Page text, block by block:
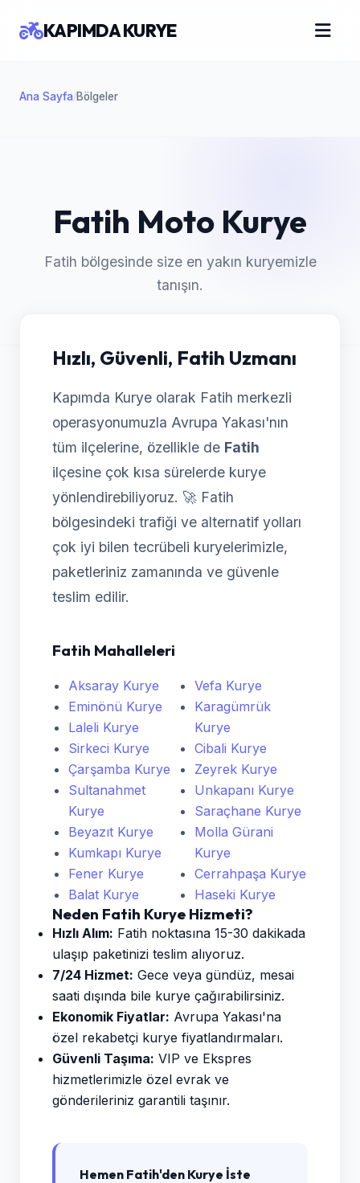
Ana Sayfa/Bölgeler
KAPIMDA KURYE
Fatih Moto Kurye
Fatih bölgesinde size en yakın kuryemizle
tanışın.
Hızlı, Güvenli, Fatih Uzmanı
Kapımda Kurye olarak Fatih merkezli
operasyonumuzla Avrupa Yakası'nın
tüm ilçelerine, özellikle de Fatih
ilçesine çok kısa sürelerde kurye
yönlendirebiliyoruz. 🚀 Fatih
bölgesindeki trafiği ve alternatif yolları
çok iyi bilen tecrübeli kuryelerimizle,
paketleriniz zamanında ve güvenle
teslim edilir.
Fatih Mahalleleri
Aksaray Kurye
Eminönü Kurye
Laleli Kurye
Sirkeci Kurye
Çarşamba Kurye
Sultanahmet
Kurye
Beyazıt Kurye
Kumkapı Kurye
Fener Kurye
Balat Kurye
Vefa Kurye
Karagümrük
Kurye
Cibali Kurye
Zeyrek Kurye
Unkapanı Kurye
Saraçhane Kurye
Molla Gürani
Kurye
Cerrahpaşa Kurye
Haseki Kurye
Neden Fatih Kurye Hizmeti?
Hızlı Alım: Fatih noktasına 15-30 dakikada
ulaşıp paketinizi teslim alıyoruz.
7/24 Hizmet: Gece veya gündüz, mesai
saati dışında bile kurye çağırabilirsiniz.
Ekonomik Fiyatlar: Avrupa Yakası'na
özel rekabetçi kurye fiyatlandırmaları.
Güvenli Taşıma: VIP ve Ekspres
hizmetlerimizle özel evrak ve
gönderileriniz garantili taşınır.
Hemen Fatih'den Kurye İste